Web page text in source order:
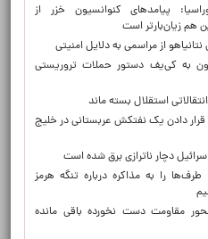
پیامدهای کنوانسیون خزر از
هم زیان‌بارتر است
نتانیاهو از مراسمی به دلایل امنیتی
به کی‌یف دستور حملات تروریستی
استقلال بسته ماند
دادن یک نفتکش عربستانی در خلیج
دچار ناترازی برق شده است
را به مذاکره درباره تنگه هرمز
مقاومت دست نخورده باقی مانده